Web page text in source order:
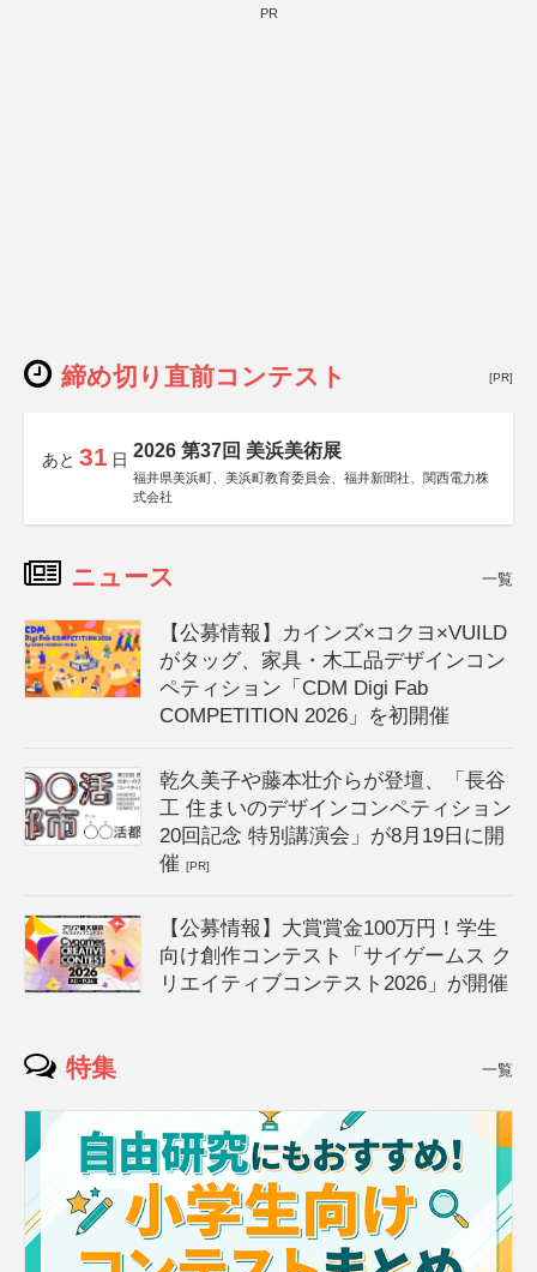
PR
締め切り直前コンテスト [PR]
あと 31 日 2026 第37回 美浜美術展
福井県美浜町、美浜町教育委員会、福井新聞社、関西電力株
式会社
ニュース 一覧
【公募情報】カインズ×コクヨ×VUILD
がタッグ、家具・木工品デザインコン
ペティション「CDM Digi Fab
COMPETITION 2026」を初開催
乾久美子や藤本壮介らが登壇、「長谷
工 住まいのデザインコンペティション
20回記念 特別講演会」が8月19日に開
催[PR]
【公募情報】大賞賞金100万円！学生
向け創作コンテスト「サイゲームス ク
リエイティブコンテスト2026」が開催
特集 一覧